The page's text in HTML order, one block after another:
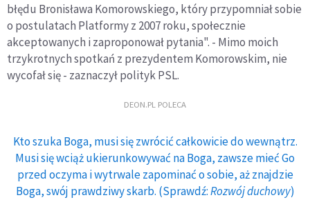
błędu Bronisława Komorowskiego, który przypomniał sobie
o postulatach Platformy z 2007 roku, społecznie
akceptowanych i zaproponował pytania". - Mimo moich
trzykrotnych spotkań z prezydentem Komorowskim, nie
wycofał się - zaznaczył polityk PSL.
DEON.PL POLECA
Kto szuka Boga, musi się zwrócić całkowicie do wewnątrz.
Musi się wciąż ukierunkowywać na Boga, zawsze mieć Go
przed oczyma i wytrwale zapominać o sobie, aż znajdzie
Boga, swój prawdziwy skarb. (Sprawdź:Rozwój duchowy)